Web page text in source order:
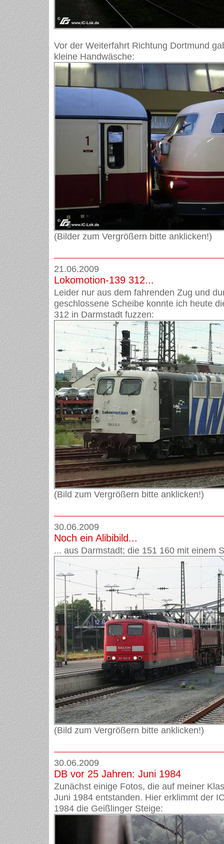
Vor der Weiterfahrt Richtung Dortmund
kleine Handwäsche:
(Bilder zum Vergrößern bitte anklicken!)
21.06.2009
Lokomotion-139 312...
Leider nur aus dem fahrenden Zug und
geschlossene Scheibe konnte ich heute
312 in Darmstadt fuzzen:
(Bild zum Vergrößern bitte anklicken!)
30.06.2009
Noch ein Alibibild...
... aus Darmstadt; die 151 160 mit einem
(Bild zum Vergrößern bitte anklicken!)
30.06.2009
DB vor 25 Jahren: Juni 1984
Zunächst einige Fotos, die auf meiner
Juni 1984 entstanden. Hier erklimmt der
1984 die Geißlinger Steige: